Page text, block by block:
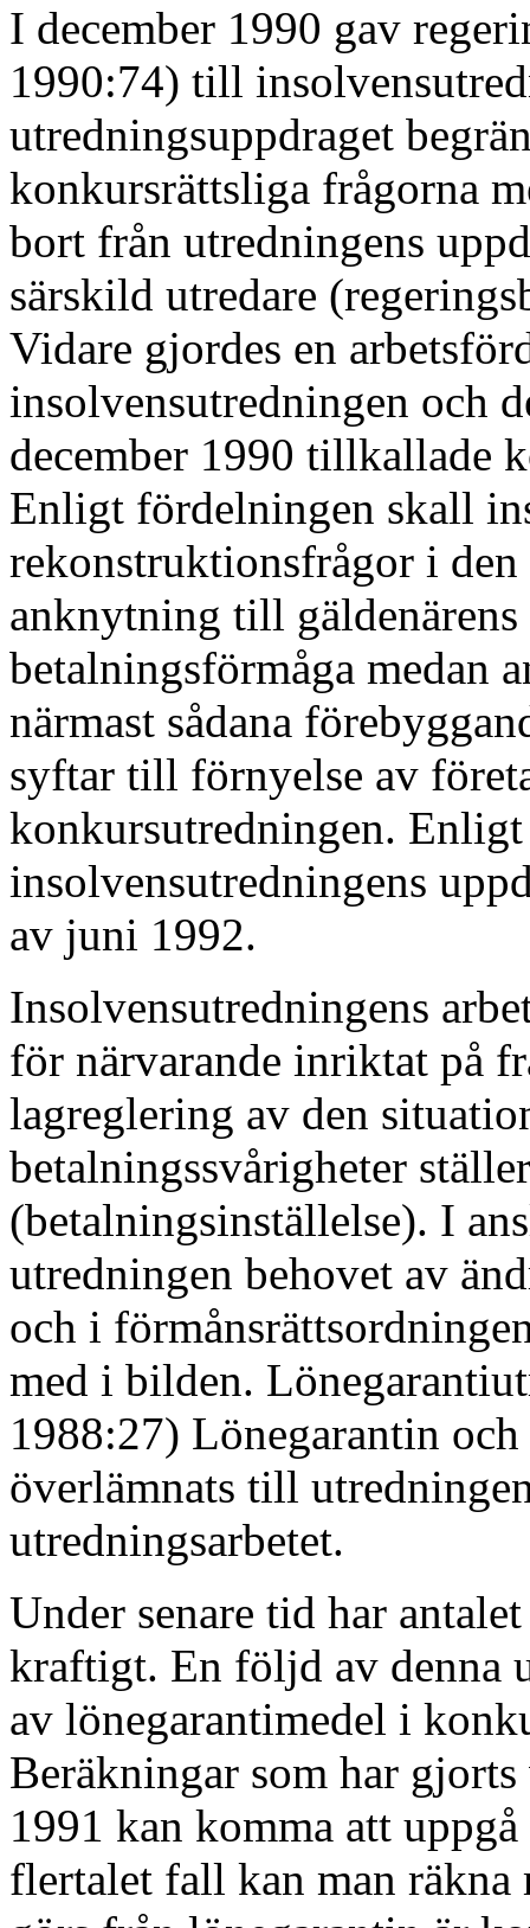
I december 1990 gav
1990:74) till
utredningsuppdraget
konkursrättsliga frågorna
bort från utredningens
särskild utredare
Vidare gjordes en
insolvensutredningen och
december 1990 tillkallade
Enligt fördelningen skall
rekonstruktionsfrågor i den
anknytning till
betalningsförmåga medan
närmast sådana
syftar till förnyelse av
konkursutredningen.
insolvensutredningens
av juni 1992.
Insolvensutredningens
för närvarande inriktat på
lagreglering av den
betalningssvårigheter
(betalningsinställelse). I
utredningen behovet av
och i
med i bilden.
1988:27) Lönegarantin
överlämnats till
utredningsarbetet.
Under senare tid har
kraftigt. En följd av denna
av lönegarantimedel i
Beräkningar som har
1991 kan komma att
flertalet fall kan man räkna